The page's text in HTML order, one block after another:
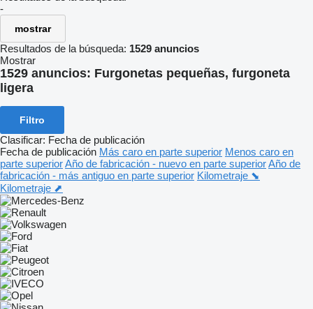
-
mostrar
Resultados de la búsqueda: 1529 anuncios
Mostrar
1529 anuncios: Furgonetas pequeñas, furgoneta
ligera
Filtro
Clasificar: Fecha de publicación
Fecha de publicación Más caro en parte superior Menos caro en
parte superiorAño de fabricación - nuevo en parte superiorAño de
fabricación - más antiguo en parte superior Kilometraje ⬊
Kilometraje ⬈